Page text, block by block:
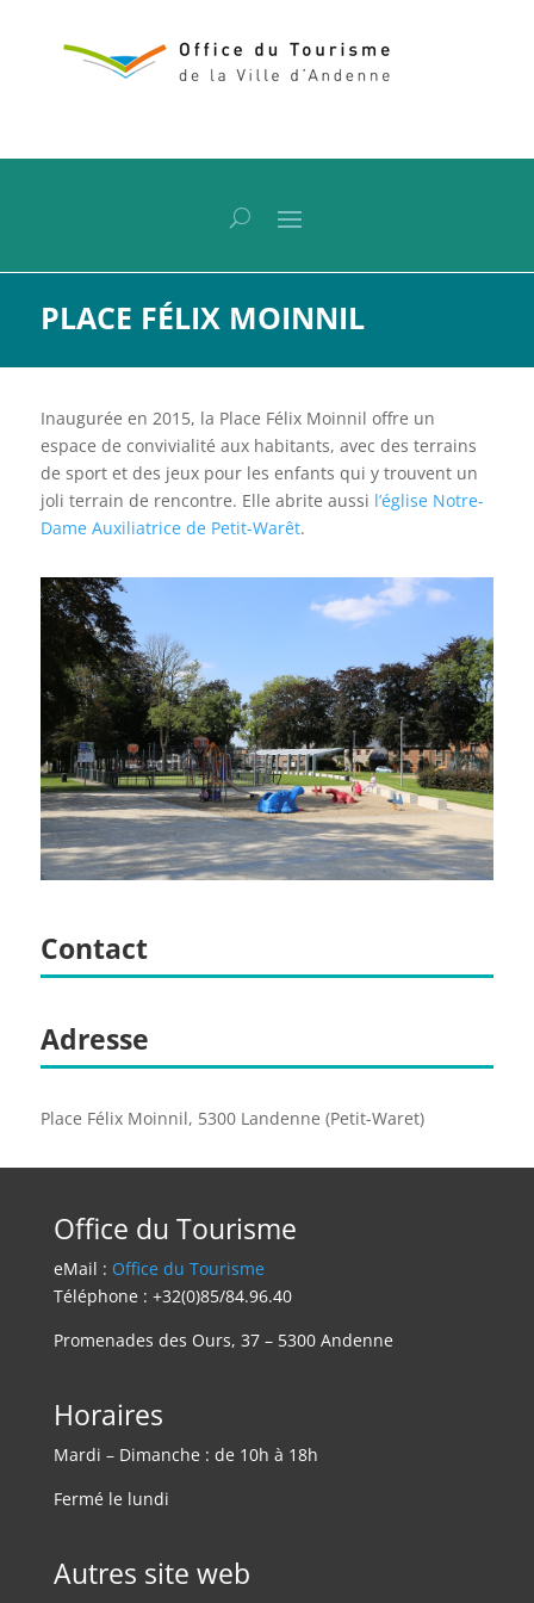
PLACE FÉLIX MOINNIL
Inaugurée en 2015, la Place Félix Moinnil offre un
espace de convivialité aux habitants, avec des terrains
de sport et des jeux pour les enfants qui y trouvent un
joli terrain de rencontre. Elle abrite aussi l’église Notre-
Dame Auxiliatrice de Petit-Warêt.
Contact
Adresse
Place Félix Moinnil, 5300 Landenne (Petit-Waret)
Office du Tourisme
eMail : Office du Tourisme
Téléphone : +32(0)85/84.96.40
Promenades des Ours, 37 – 5300 Andenne
Horaires
Mardi – Dimanche : de 10h à 18h
Fermé le lundi
Autres site web